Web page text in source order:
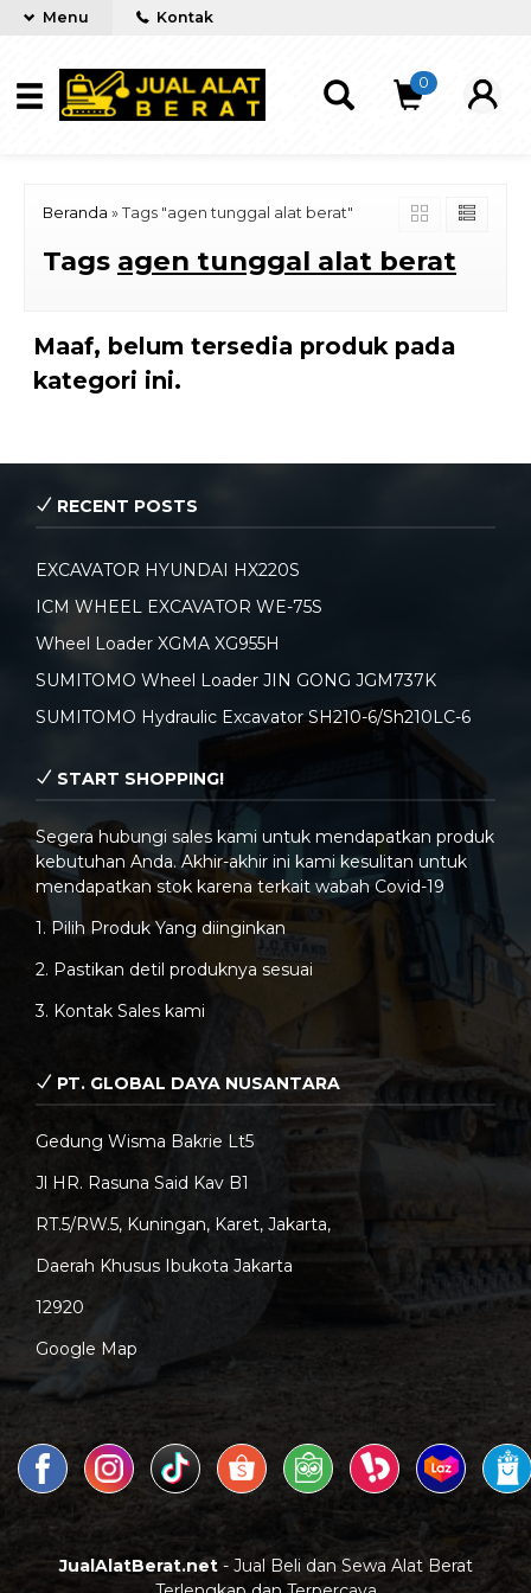
Menu Kontak
0
Beranda » Tags "agen tunggal alat berat"
Tags agen tunggal alat berat
Maaf, belum tersedia produk pada
kategori ini.
RECENT POSTS
EXCAVATOR HYUNDAI HX220S
ICM WHEEL EXCAVATOR WE-75S
Wheel Loader XGMA XG955H
SUMITOMO Wheel Loader JIN GONG JGM737K
SUMITOMO Hydraulic Excavator SH210-6/Sh210LC-6
START SHOPPING!
Segera hubungi sales kami untuk mendapatkan produk
kebutuhan Anda. Akhir-akhir ini kami kesulitan untuk
mendapatkan stok karena terkait wabah Covid-19
1. Pilih Produk Yang diinginkan
2. Pastikan detil produknya sesuai
3. Kontak Sales kami
PT. GLOBAL DAYA NUSANTARA
Gedung Wisma Bakrie Lt5
Jl HR. Rasuna Said Kav B1
RT.5/RW.5, Kuningan, Karet, Jakarta,
Daerah Khusus Ibukota Jakarta
12920
Google Map
JualAlatBerat.net- Jual Beli dan Sewa Alat Berat